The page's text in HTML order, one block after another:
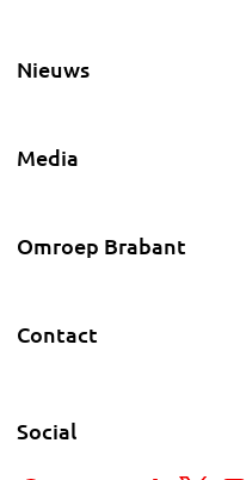
Nieuws
Media
Omroep Brabant
Contact
Social